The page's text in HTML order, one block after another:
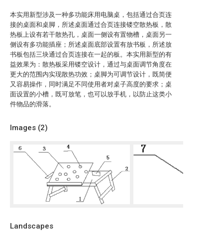
本实用新型涉及一种多功能床用电脑桌，包括通过合页连
接的桌面和桌脚，所述桌面通过合页连接镂空散热板，散
热板上设有若干散热孔，桌面一侧设有置物槽，桌面另一
侧设有多功能插座；所述桌面底部设置有放书板，所述放
书板包括三块通过合页连接在一起的板。本实用新型的有
益效果为：散热板采用镂空设计，通过与桌面调节角度在
更大的范围内实现散热功效；桌脚为可调节设计，既简便
又容易操作，同时满足不同使用者对桌子高度的要求；桌
面设置的小槽，既可放笔，也可以放手机，以防止这类小
件物品的滑落。
Images (2)
Landscapes